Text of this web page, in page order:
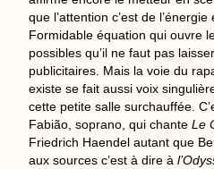
que l’attention c’est de l’énergie
Formidable équation qui ouvre
possibles qu’il ne faut pas
publicitaires. Mais la voie du
existe se fait aussi voix
cette petite salle surchauffée.
Fabião, soprano, qui chante Le
Friedrich Haendel autant que
aux sources c’est à dire à